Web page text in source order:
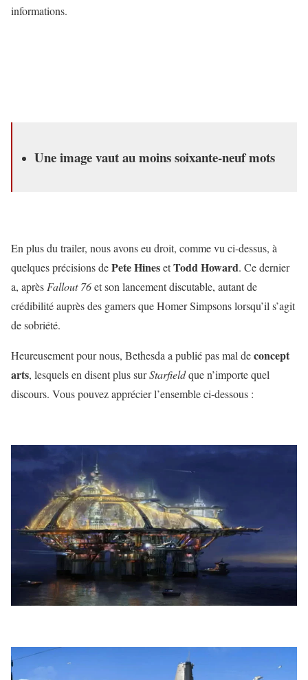
informations.
Une image vaut au moins soixante-neuf mots
En plus du trailer, nous avons eu droit, comme vu ci-dessus, à
quelques précisions dePete HinesetTodd Howard. Ce dernier
a, aprèsFallout 76et son lancement discutable, autant de
crédibilité auprès des gamers que Homer Simpsons lorsqu’il s’agit
de sobriété.
Heureusement pour nous, Bethesda a publié pas mal deconcept
arts, lesquels en disent plus surStarfieldque n’importe quel
discours. Vous pouvez apprécier l’ensemble ci-dessous :